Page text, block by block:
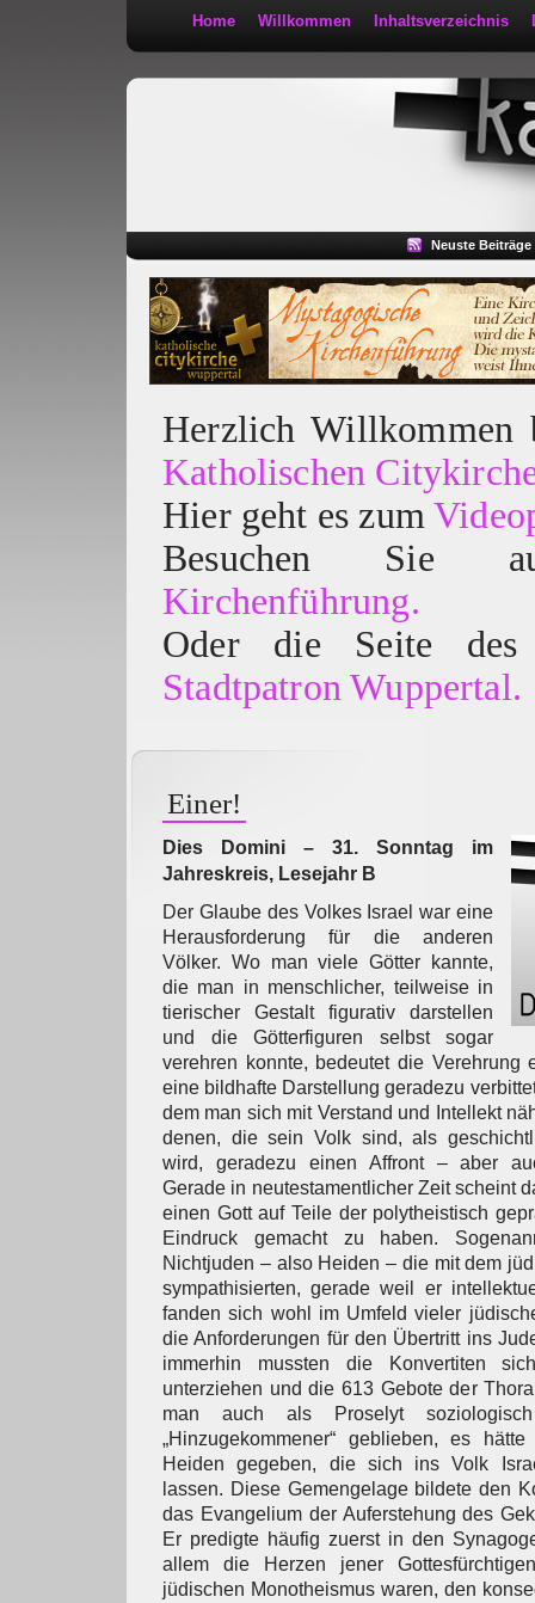
Home Willkommen Inhaltsverzeichnis
Neuste Beiträge
Herzlich
Katholischen
Hier geht es zum
Besuchen
Kirchenführung.
Oder die Seite des
Stadtpatron Wuppertal.
Einer!
Dies Domini – 31. Sonntag im
Jahreskreis, Lesejahr B
Der Glaube des Volkes Israel war eine
Herausforderung für die anderen
Völker. Wo man viele Götter kannte,
die man in menschlicher, teilweise in
tierischer Gestalt figurativ darstellen
und die Götterfiguren selbst sogar
verehren konnte, bedeutet die Verehrung
eine bildhafte Darstellung geradezu
dem man sich mit Verstand und Intellekt
denen, die sein Volk sind, als
wird, geradezu einen Affront – aber
Gerade in neutestamentlicher Zeit scheint
einen Gott auf Teile der polytheistisch
Eindruck gemacht zu haben.
Nichtjuden – also Heiden – die mit dem
sympathisierten, gerade weil er
fanden sich wohl im Umfeld vieler
die Anforderungen für den Übertritt ins
immerhin mussten die Konvertiten
unterziehen und die 613 Gebote der
man auch als Proselyt
„Hinzugekommener“ geblieben, es
Heiden gegeben, die sich ins Volk
lassen. Diese Gemengelage bildete den
das Evangelium der Auferstehung des
Er predigte häufig zuerst in den
allem die Herzen jener
jüdischen Monotheismus waren, den